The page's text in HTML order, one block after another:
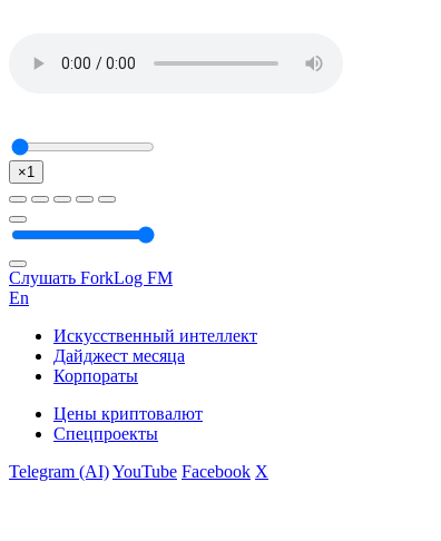
×1
Слушать ForkLog FM
En
Искусственный интеллект
Дайджест месяца
Корпораты
Цены криптовалют
Спецпроекты
Telegram (AI)YouTube Facebook X